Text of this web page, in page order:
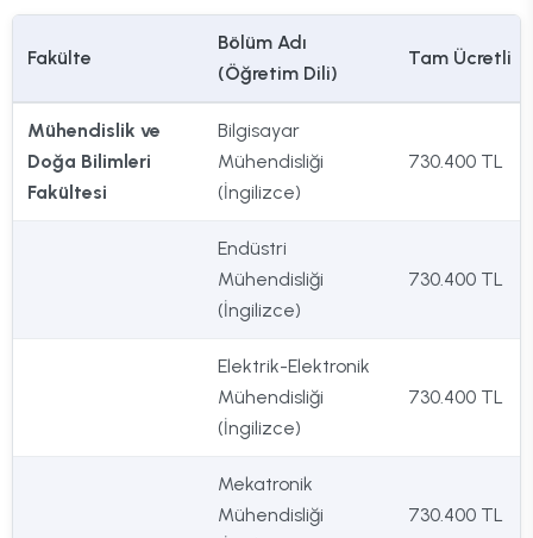
Fakülte
Bölüm Adı
(Öğretim Dili)
Tam Ücretli
Mühendislik ve
Doğa Bilimleri
Fakültesi
Bilgisayar
Mühendisliği
(İngilizce)
730.400 TL
Endüstri
Mühendisliği
(İngilizce)
730.400 TL
Elektrik-Elektronik
Mühendisliği
(İngilizce)
730.400 TL
Mekatronik
Mühendisliği
730.400 TL